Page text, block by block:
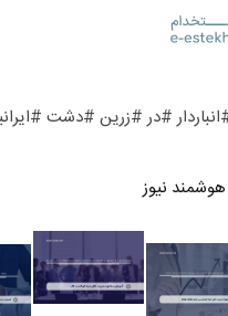
#در #زرین #دشت
هوشمند نیوز